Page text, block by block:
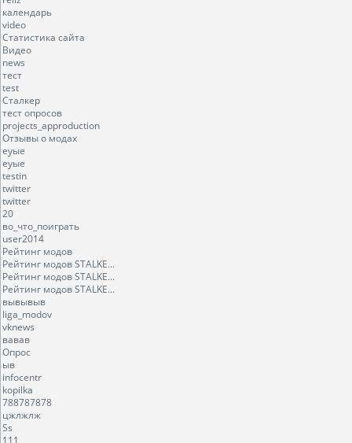
календарь
video
Статистика сайта
Видео
news
тест
test
Сталкер
тест опросов
projects_approduction
Отзывы о модах
еуые
еуые
testin
twitter
twitter
20
во_что_поиграть
user2014
Рейтинг модов
Рейтинг модов STALKE...
Рейтинг модов STALKE...
Рейтинг модов STALKE...
вывывыв
liga_modov
vknews
вавав
Опрос
ыв
infocentr
kopilka
788787878
цжлжлж
Ss
111